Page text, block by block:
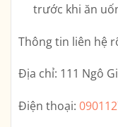
trước khi ăn
Thông tin liên hệ
Địa chỉ: 111 Ngô
Điện thoại: